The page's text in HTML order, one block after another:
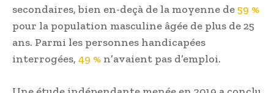
secondaires, bien en-deçà de la moyenne de59 %
pour la population masculine âgée de plus de 25
ans. Parmi les personnes handicapées
interrogées, 49 % n’avaient pas d’emploi.